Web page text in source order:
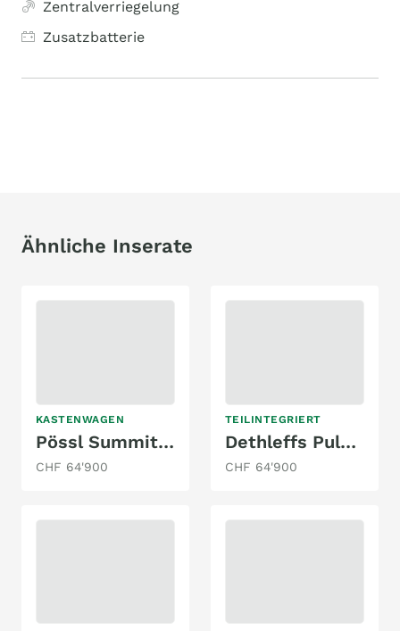
Zentralverriegelung
Zusatzbatterie
Ähnliche Inserate
KASTENWAGEN
Pössl Summit 600 Plus
CHF 64'900
TEILINTEGRIERT
Dethleffs Pulse Classic T 7051 EB
CHF 64'900